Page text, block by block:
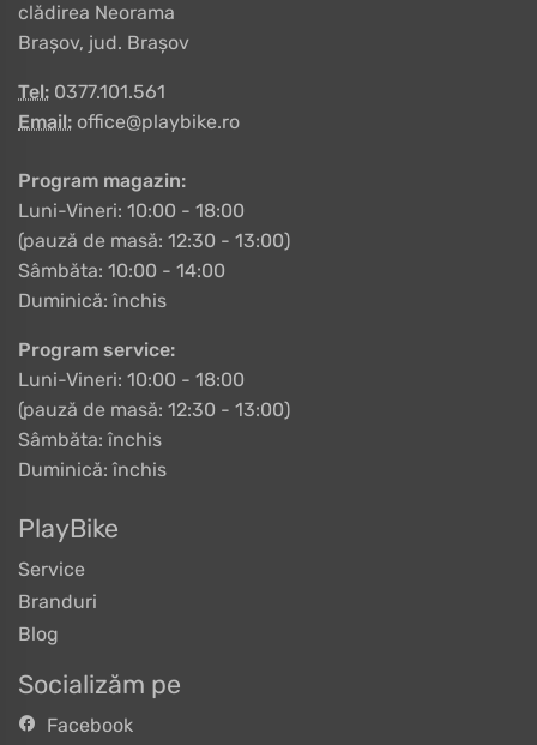
clădirea Neorama
Brașov, jud. Brașov
Tel: 0377.101.561
Email: office@playbike.ro
Program magazin:
Luni-Vineri: 10:00 - 18:00
(pauză de masă: 12:30 - 13:00)
Sâmbăta: 10:00 - 14:00
Duminică: închis
Program service:
Luni-Vineri: 10:00 - 18:00
(pauză de masă: 12:30 - 13:00)
Sâmbăta: închis
Duminică: închis
PlayBike
Service
Branduri
Blog
Socializăm pe
Facebook